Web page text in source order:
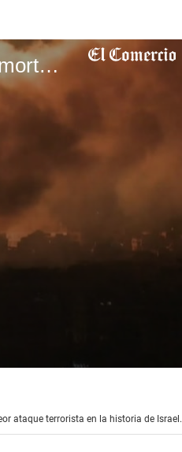
EC | Guerra en Gaza: A un año del ataque mortal de Hamás en Israel (loop)
ataque terrorista en la historia de Israel.